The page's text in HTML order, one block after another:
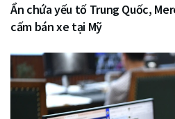
Ẩn chứa yếu tố Trung Quốc,
cấm bán xe tại Mỹ